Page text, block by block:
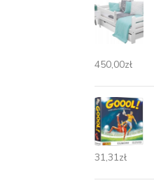
450,00zł
31,31zł